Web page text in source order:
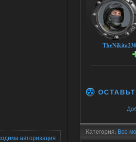
Категория: Все
авторизация